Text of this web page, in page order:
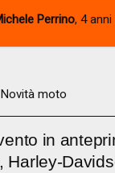
Perrino, 4
Novità moto
in
Harley-